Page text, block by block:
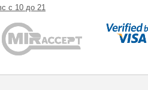
с 10 до 21